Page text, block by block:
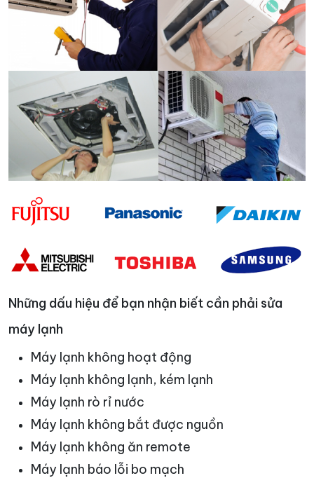
Những dấu hiệu để bạn nhận biết cần phải sửa
máy lạnh
Máy lạnh không hoạt động
Máy lạnh không lạnh, kém lạnh
Máy lạnh rò rỉ nước
Máy lạnh không bắt được nguồn
Máy lạnh không ăn remote
Máy lạnh báo lỗi bo mạch